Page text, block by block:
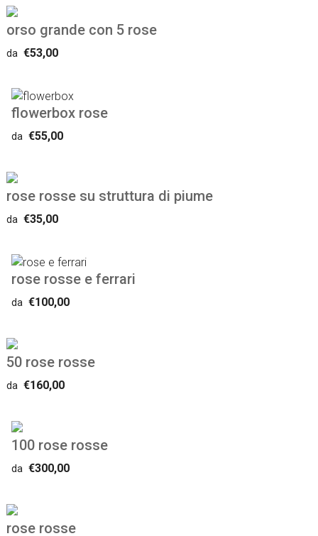
orso grande con 5 rose
da€53,00
flowerbox rose
da €55,00
rose rosse su struttura di piume
da€35,00
rose rosse e ferrari
da €100,00
50 rose rosse
da€160,00
100 rose rosse
da €300,00
rose rosse